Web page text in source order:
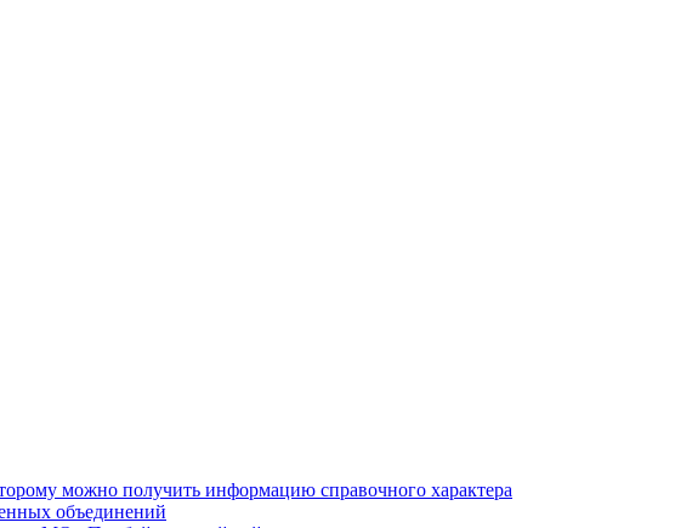
можно получить информацию справочного характера
объединений